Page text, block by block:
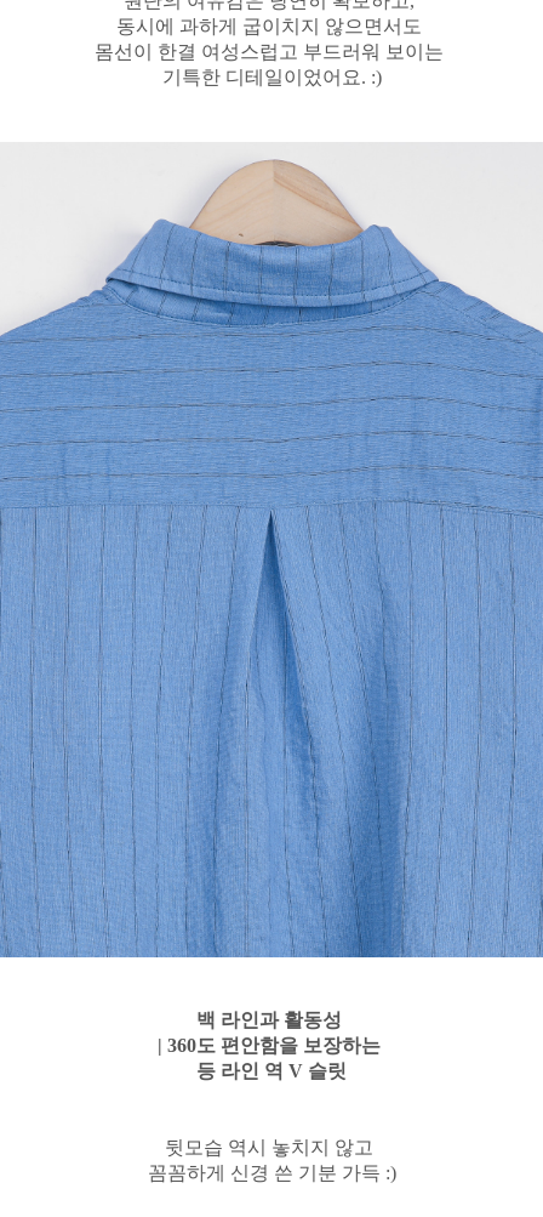
동시에 과하게 굽이치지 않으면서도
몸선이 한결 여성스럽고 부드러워 보이는
기특한 디테일이었어요. :)
백 라인과 활동성
| 360도 편안함을 보장하는
등 라인 역 V 슬릿
뒷모습 역시 놓치지 않고
꼼꼼하게 신경 쓴 기분 가득 :)